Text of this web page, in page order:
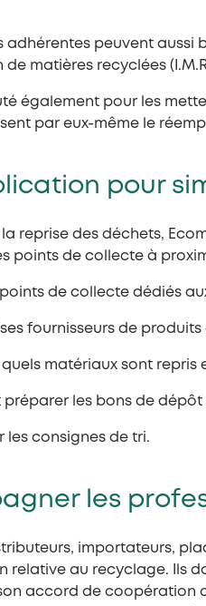
adhérentes peuvent
de matières recyclées
également pour les
par eux-même le
pour
la reprise des déchets,
points de collecte à
points de collecte dédiés
ses fournisseurs de
quels matériaux sont
préparer les bons de
les consignes de tri.
les
importateurs,
relative au recyclage. Ils
accord de coopération